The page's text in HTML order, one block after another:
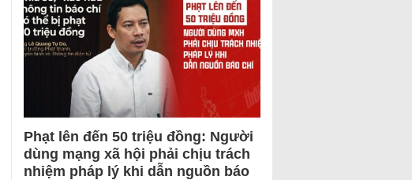
Phạt lên đến 50 triệu đồng: Người
dùng mạng xã hội phải chịu trách
nhiệm pháp lý khi dẫn nguồn báo